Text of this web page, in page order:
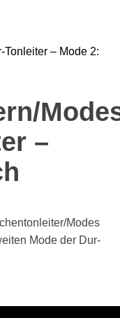
– Mode 2:
–
Modes
Mode der Dur-